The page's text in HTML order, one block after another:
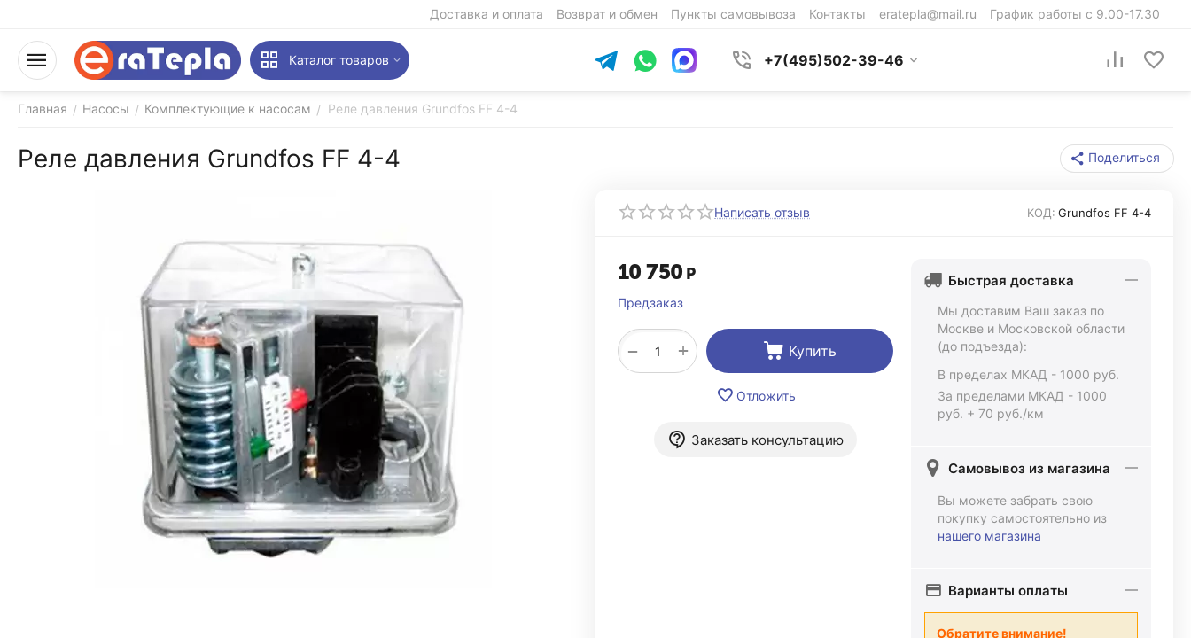
Доставка и оплата Возврат и обмен Пункты самовывоза Контакты eratepla@mail.ru График работы с 9.00-17.30
Каталог товаров +7(495)502-39-46
Главная / Насосы / Комплектующие к насосам / Реле давления Grundfos FF 4-4
Реле давления Grundfos FF 4-4 Поделиться
Написать отзыв КОД: Grundfos FF 4-4
10 750 Р
Предзаказ
+
− Купить
Отложить
Заказать консультацию
Быстрая доставка
Мы доставим Ваш заказ по
Москве и Московской области
(до подъезда):
В пределах МКАД - 1000 руб.
За пределами МКАД - 1000
руб. + 70 руб./км
Самовывоз из магазина
Вы можете забрать свою
покупку самостоятельно из
нашего магазина
Варианты оплаты
Обратите внимание!